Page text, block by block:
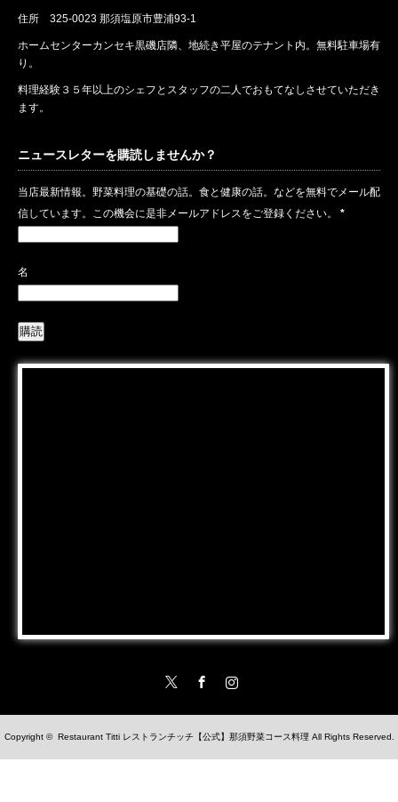
住所 325-0023 那須塩原市豊浦93-1
ホームセンターカンセキ黒磯店隣、地続き平屋のテナント内。無料駐車場有
り。
料理経験３５年以上のシェフとスタッフの二人でおもてなしさせていただき
ます。
ニュースレターを購読しませんか？
当店最新情報。野菜料理の基礎の話。食と健康の話。などを無料でメール配
信しています。この機会に是非メールアドレスをご登録ください。 *
名
Instagram
Copyright © Restaurant Titti レストランチッチ【公式】那須野菜コース料理 All Rights Reserved.